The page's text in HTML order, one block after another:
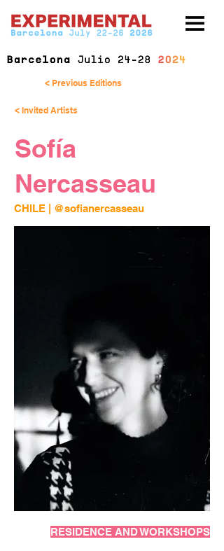
< Previous Editions
< Invited Artists
Sofía
Nercasseau
CHILE | @sofianercasseau
RESIDENCE AND WORKSHOPS